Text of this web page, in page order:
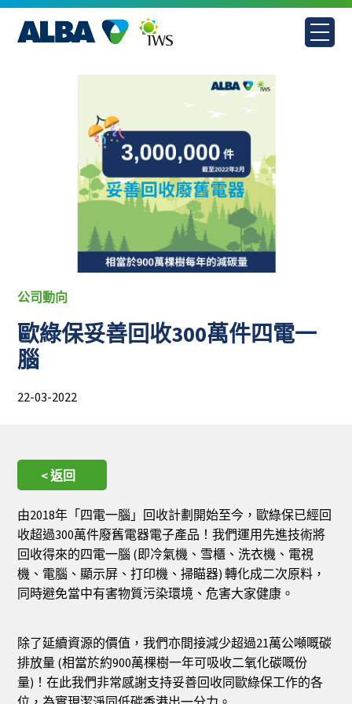
Skip
content
公司動向
歐綠保妥善回收300萬件四電一
腦
22-03-2022
< 返回
由2018年「四電一腦」回收計劃開始至今，歐綠保已經回
收超過300萬件廢舊電器電子產品！我們運用先進技術將
回收得來的四電一腦 (即冷氣機、雪櫃、洗衣機、電視
機、電腦、顯示屏、打印機、掃瞄器) 轉化成二次原料，
同時避免當中有害物質污染環境、危害大家健康。
除了延續資源的價值，我們亦間接減少超過21萬公噸嘅碳
排放量 (相當於約900萬棵樹一年可吸收二氧化碳嘅份
量)！在此我們非常感謝支持妥善回收同歐綠保工作的各